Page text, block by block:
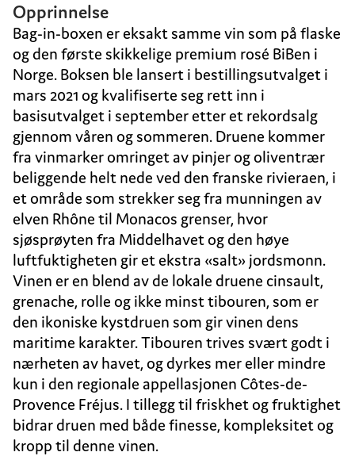
Opprinnelse
Bag-in-boxen er eksakt samme vin som på flaske
og den første skikkelige premium rosé BiBen i
Norge. Boksen ble lansert i bestillingsutvalget i
mars 2021 og kvalifiserte seg rett inn i
basisutvalget i september etter et rekordsalg
gjennom våren og sommeren. Druene kommer
fra vinmarker omringet av pinjer og oliventrær
beliggende helt nede ved den franske rivieraen, i
et område som strekker seg fra munningen av
elven Rhône til Monacos grenser, hvor
sjøsprøyten fra Middelhavet og den høye
luftfuktigheten gir et ekstra «salt» jordsmonn.
Vinen er en blend av de lokale druene cinsault,
grenache, rolle og ikke minst tibouren, som er
den ikoniske kystdruen som gir vinen dens
maritime karakter. Tibouren trives svært godt i
nærheten av havet, og dyrkes mer eller mindre
kun i den regionale appellasjonen Côtes-de-
Provence Fréjus. I tillegg til friskhet og fruktighet
bidrar druen med både finesse, kompleksitet og
kropp til denne vinen.